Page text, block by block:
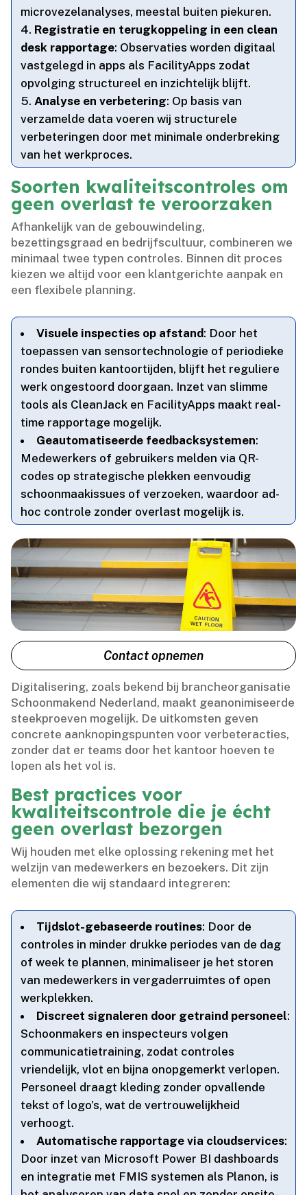
microvezelanalyses, meestal buiten piekuren.​
Registratie en terugkoppeling in een clean
desk rapportage: Observaties worden digitaal
vastgelegd in apps als FacilityApps zodat
opvolging structureel en inzichtelijk blijft.​
Analyse en verbetering: Op basis van
verzamelde data voeren wij structurele
verbeteringen door met minimale onderbreking
van het werkproces.​
Soorten kwaliteitscontroles om
geen overlast te veroorzaken
Afhankelijk van de gebouwindeling,
bezettingsgraad en bedrijfscultuur, combineren we
minimaal twee typen controles.​ Binnen dit proces
kiezen we altijd voor een klantgerichte aanpak en
een flexibele planning.​
Visuele inspecties op afstand: Door het
toepassen van sensortechnologie of periodieke
rondes buiten kantoortijden, blijft het reguliere
werk ongestoord doorgaan.​ Inzet van slimme
tools als CleanJack en FacilityApps maakt real-
time rapportage mogelijk.​
Geautomatiseerde feedbacksystemen:
Medewerkers of gebruikers melden via QR-
codes op strategische plekken eenvoudig
schoonmaakissues of verzoeken, waardoor ad-
hoc controle zonder overlast mogelijk is.​
Contact opnemen
Digitalisering, zoals bekend bij brancheorganisatie
Schoonmakend Nederland, maakt geanonimiseerde
steekproeven mogelijk.​ De uitkomsten geven
concrete aanknopingspunten voor verbeteracties,
zonder dat er teams door het kantoor hoeven te
lopen als het vol is.​
Best practices voor
kwaliteitscontrole die je écht
geen overlast bezorgen
Wij houden met elke oplossing rekening met het
welzijn van medewerkers en bezoekers.​ Dit zijn
elementen die wij standaard integreren:
Tijdslot-gebaseerde routines: Door de
controles in minder drukke periodes van de dag
of week te plannen, minimaliseer je het storen
van medewerkers in vergaderruimtes of open
werkplekken.​
Discreet signaleren door getraind personeel:
Schoonmakers en inspecteurs volgen
communicatietraining, zodat controles
vriendelijk, vlot en bijna onopgemerkt verlopen.​
Personeel draagt kleding zonder opvallende
tekst of logo’s, wat de vertrouwelijkheid
verhoogt.​
Automatische rapportage via cloudservices:
Door inzet van Microsoft Power BI dashboards
en integratie met FMIS systemen als Planon, is